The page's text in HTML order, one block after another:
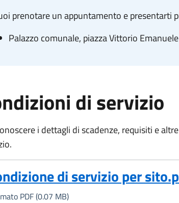
prenotare un appuntamento e presentarti
Palazzo comunale, piazza Vittorio
di servizio
i dettagli di scadenze, requisiti e
di servizio per
PDF, 0.07 MB)
PDF (0.07 MB)